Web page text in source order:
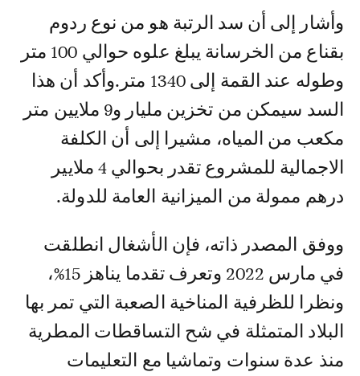
وأشار إلى أن سد الرتبة هو من نوع ردوم
بقناع من الخرسانة يبلغ علوه حوالي 100 متر
وطوله عند القمة إلى 1340 متر.وأكد أن هذا
السد سيمكن من تخزين مليار و9 ملايين متر
مكعب من المياه، مشيرا إلى أن الكلفة
الاجمالية للمشروع تقدر بحوالي 4 ملايير
درهم ممولة من الميزانية العامة للدولة.
ووفق المصدر ذاته، فإن الأشغال انطلقت
في مارس 2022 وتعرف تقدما يناهز 15%،
ونظرا للظرفية المناخية الصعبة التي تمر بها
البلاد المتمثلة في شح التساقطات المطرية
منذ عدة سنوات وتماشيا مع التعليمات